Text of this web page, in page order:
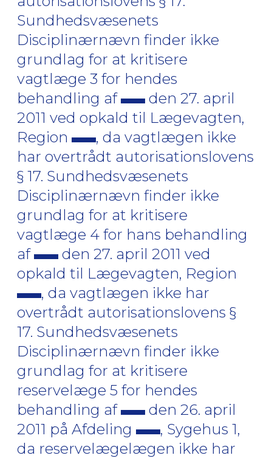
Sundhedsvæsenets
Disciplinærnævn finder ikke
grundlag for at kritisere
vagtlæge 3 for hendes
behandling af
den 27. april
2011 ved opkald til Lægevagten,
Region
, da vagtlægen ikke
har overtrådt autorisationslovens
§ 17. Sundhedsvæsenets
Disciplinærnævn finder ikke
grundlag for at kritisere
vagtlæge 4 for hans behandling
af
den 27. april 2011 ved
opkald til Lægevagten, Region
, da vagtlægen ikke har
overtrådt autorisationslovens §
17. Sundhedsvæsenets
Disciplinærnævn finder ikke
grundlag for at kritisere
reservelæge 5 for hendes
behandling af
den 26. april
2011 på Afdeling
, Sygehus 1,
da reservelægelægen ikke har